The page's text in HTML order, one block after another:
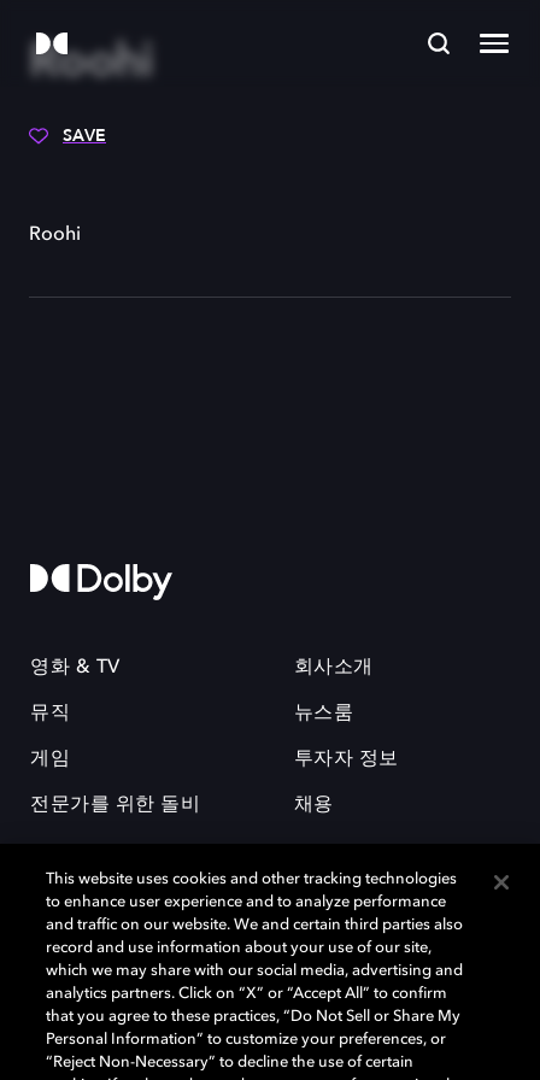
Roohi
SAVE
Roohi
영화 & TV
뮤직
게임
전문가를 위한 돌비
회사소개
뉴스룸
투자자 정보
채용
돌비(Dolby)와 double-D 심볼은 미국 및 기타 국가 돌비래버러토리스
(Dolby Laboratories, Inc.)의 등록 및 미등록 상표이다. 그 밖에 다른 자료에
기재된 상표는 해당 상표 소유권자의 등록상표로 유지된다. © 2025 Dolby
Laboratories, Inc. All rights reserved.
This website uses cookies and other tracking technologies
to enhance user experience and to analyze performance
and traffic on our website. We and certain third parties also
record and use information about your use of our site,
which we may share with our social media, advertising and
analytics partners. Click on “X” or “Accept All” to confirm
that you agree to these practices, “Do Not Sell or Share My
Personal Information” to customize your preferences, or
“Reject Non-Necessary” to decline the use of certain